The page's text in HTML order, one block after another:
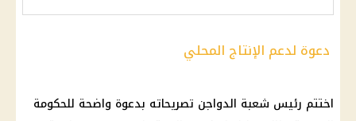
دعوة لدعم الإنتاج المحلي
اختتم رئيس شعبة الدواجن تصريحاته بدعوة واضحة للحكومة